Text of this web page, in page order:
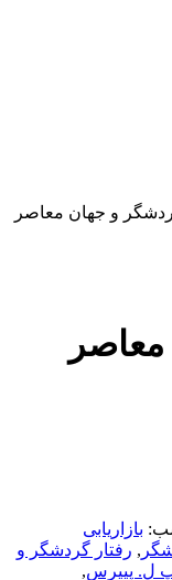
و جهان معاصر
بازاریابی
, رفتار گردشگر و
ل. پییرس,